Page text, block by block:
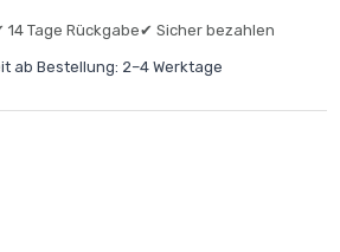
14 Tage Rückgabe✔ Sicher bezahlen
ab Bestellung: 2–4 Werktage